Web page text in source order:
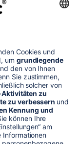
und Versandkosten